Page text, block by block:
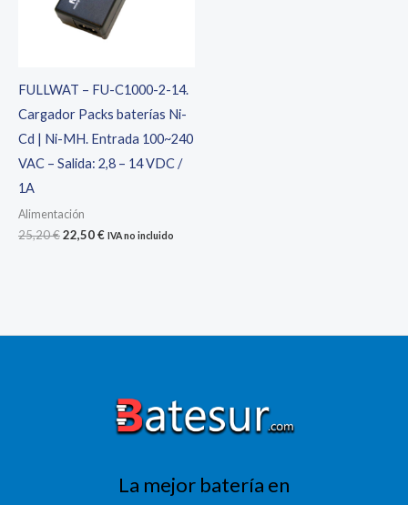
FULLWAT – FU-C1000-2-14.
Cargador Packs baterías Ni-
Cd | Ni-MH. Entrada 100~240
VAC – Salida: 2,8 – 14 VDC /
1A
Alimentación
25,20€El
22,50€ElIVA no incluido
La mejor batería en